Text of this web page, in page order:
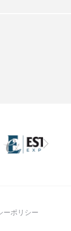
次
へ
ーポリシー